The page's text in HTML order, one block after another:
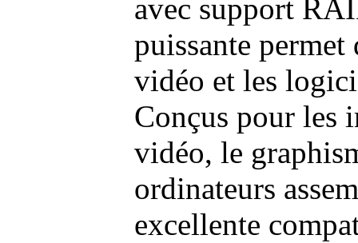
avec support
puissante permet
vidéo et les
Conçus pour les
vidéo, le
ordinateurs
excellente